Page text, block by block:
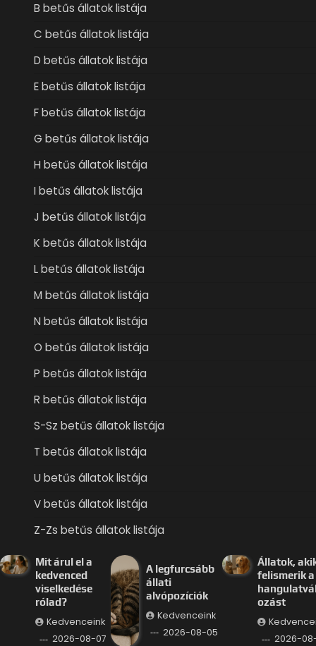
B betűs állatok listája
C betűs állatok listája
D betűs állatok listája
E betűs állatok listája
F betűs állatok listája
G betűs állatok listája
H betűs állatok listája
I betűs állatok listája
J betűs állatok listája
K betűs állatok listája
L betűs állatok listája
M betűs állatok listája
N betűs állatok listája
O betűs állatok listája
P betűs állatok listája
R betűs állatok listája
S-Sz betűs állatok listája
T betűs állatok listája
U betűs állatok listája
V betűs állatok listája
Z-Zs betűs állatok listája
Mit árul el a
kedvenced
viselkedése
rólad?
Kedvenceink
2026-08-07
A legfurcsább
állati
alvópozíciók
Kedvenceink
2026-08-05
Állatok,
felismerik a
ozást
2026-